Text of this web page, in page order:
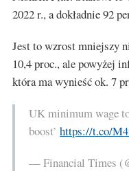
2022 r., a dokładnie 92
Jest to wzrost mniejszy
10,4 proc., ale powyżej
która ma wynieść ok. 7
UK minimum wage
boost’https://t.co/
— Financial Times